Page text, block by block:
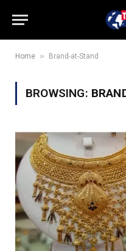
Home » Brand-at-Stand
BROWSING: